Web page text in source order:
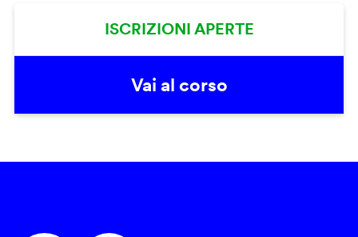
ISCRIZIONI APERTE
Vai al corso